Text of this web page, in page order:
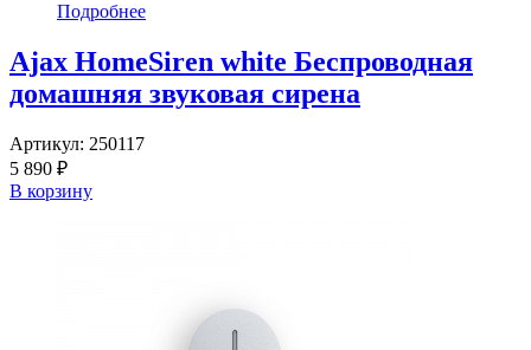
Подробнее
Ajax HomeSiren white Беспроводная
домашняя звуковая сирена
Артикул: 250117
5 890 ₽
В корзину